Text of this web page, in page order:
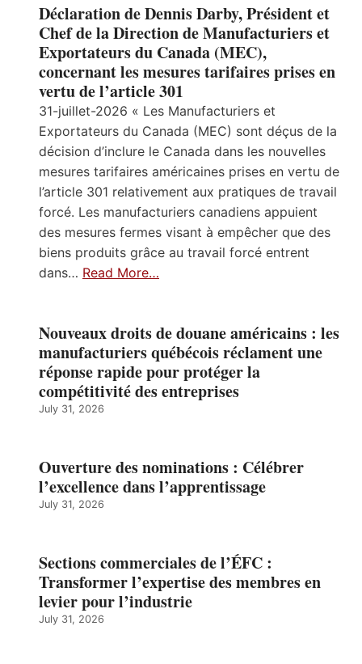
Déclaration de Dennis Darby, Président et
Chef de la Direction de Manufacturiers et
Exportateurs du Canada (MEC),
concernant les mesures tarifaires prises en
vertu de l’article 301
31-juillet-2026 « Les Manufacturiers et
Exportateurs du Canada (MEC) sont déçus de la
décision d’inclure le Canada dans les nouvelles
mesures tarifaires américaines prises en vertu de
l’article 301 relativement aux pratiques de travail
forcé. Les manufacturiers canadiens appuient
des mesures fermes visant à empêcher que des
biens produits grâce au travail forcé entrent
dans… Read More…
Nouveaux droits de douane américains : les
manufacturiers québécois réclament une
réponse rapide pour protéger la
compétitivité des entreprises
July 31, 2026
Ouverture des nominations : Célébrer
l’excellence dans l’apprentissage
July 31, 2026
Sections commerciales de l’ÉFC :
Transformer l’expertise des membres en
levier pour l’industrie
July 31, 2026